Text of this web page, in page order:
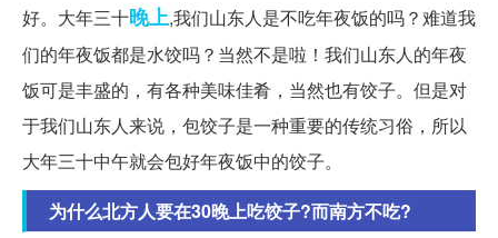
好。大年三十晚上,我们山东人是不吃年夜饭的吗？难道我
们的年夜饭都是水饺吗？当然不是啦！我们山东人的年夜
饭可是丰盛的，有各种美味佳肴，当然也有饺子。但是对
于我们山东人来说，包饺子是一种重要的传统习俗，所以
大年三十中午就会包好年夜饭中的饺子。
为什么北方人要在30晚上吃饺子?而南方不吃?